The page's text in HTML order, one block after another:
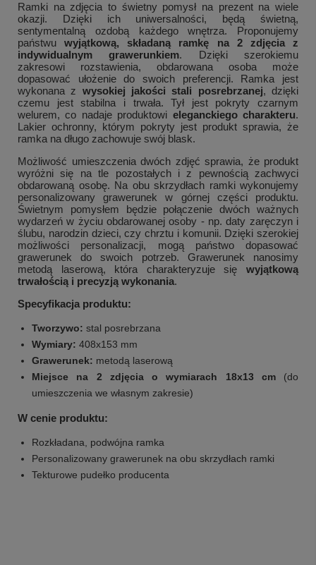
Ramki na zdjęcia to świetny pomysł na prezent na wiele
okazji. Dzięki ich uniwersalności, będą świetną,
sentymentalną ozdobą każdego wnętrza. Proponujemy
państwuwyjątkową, składaną ramkę na 2 zdjęcia z
indywidualnym grawerunkiem. Dzięki szerokiemu
zakresowi rozstawienia, obdarowana osoba może
dopasować ułożenie do swoich preferencji. Ramka jest
wykonana z wysokiej jakości stali posrebrzanej, dzięki
czemu jest stabilna i trwała. Tył jest pokryty czarnym
welurem, co nadaje produktowi eleganckiego charakteru.
Lakier ochronny, którym pokryty jest produkt sprawia, że
ramka na długo zachowuje swój blask.
Możliwość umieszczenia dwóch zdjęć sprawia, że produkt
wyróżni się na tle pozostałych i z pewnością zachwyci
obdarowaną osobę. Na obu skrzydłach ramki wykonujemy
personalizowany grawerunek w górnej części produktu.
Świetnym pomysłem będzie połączenie dwóch ważnych
wydarzeń w życiu obdarowanej osoby - np. daty zaręczyn i
ślubu, narodzin dzieci, czy chrztu i komunii. Dzięki szerokiej
możliwości personalizacji, mogą państwo dopasować
grawerunek do swoich potrzeb. Grawerunek nanosimy
metodą laserową, która charakteryzuje się wyjątkową
trwałością i precyzją wykonania.
Specyfikacja produktu:
Tworzywo: stal posrebrzana
Wymiary: 408x153 mm
Grawerunek: metodą laserową
Miejsce na 2 zdjęcia o wymiarach 18x13 cm(do
umieszczenia we własnym zakresie)
W cenie produktu:
Rozkładana, podwójna ramka
Personalizowany grawerunek na obu skrzydłach ramki
Tekturowe pudełko producenta